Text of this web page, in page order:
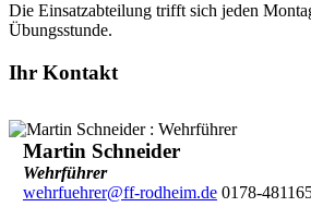
Die Einsatzabteilung trifft sich jeden
Übungsstunde.
Ihr Kontakt
Martin Schneider
Wehrführer
wehrfuehrer@ff-rodheim.de0178-